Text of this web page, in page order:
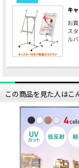
キ
お
ス
ル
この商品を見た人はこ